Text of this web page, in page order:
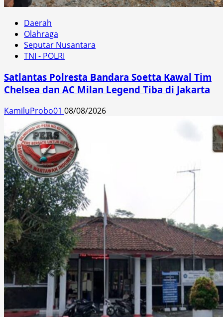
Daerah
Olahraga
Seputar Nusantara
TNI - POLRI
Satlantas Polresta Bandara Soetta Kawal Tim
Chelsea dan AC Milan Legend Tiba di Jakarta
KamiluProbo01 08/08/2026